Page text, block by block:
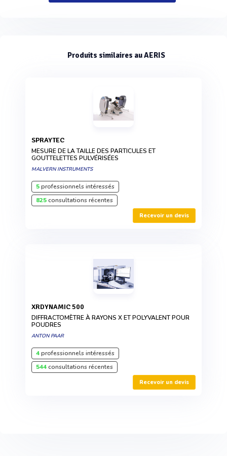
Produits similaires au AERIS
SPRAYTEC
MESURE DE LA TAILLE DES PARTICULES ET
GOUTTELETTES PULVÉRISÉES
MALVERN INSTRUMENTS
5professionnels intéressés
825consultations récentes
Recevoir un devis
XRDYNAMIC 500
DIFFRACTOMÈTRE À RAYONS X ET POLYVALENT POUR
POUDRES
ANTON PAAR
4professionnels intéressés
544consultations récentes
Recevoir un devis